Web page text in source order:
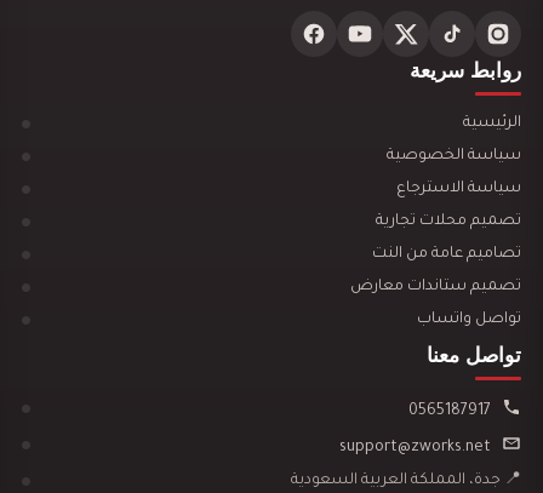
تصميم ديكور محل ألعاب أطفال مودرن
تصميم ديكور مكتبة وقرطاسية يجذب العملاء ويزيد…
تصميم ديكور مطعم مندي يجذب العملاء ويرفع…
روابط سريعة
الرئيسية
سياسة الخصوصية
سياسة الاسترجاع
تصميم محلات تجارية
تصاميم عامة من النت
تصميم ستاندات معارض
تواصل واتساب
تواصل معنا
📍 جدة، المملكة العربية السعودية